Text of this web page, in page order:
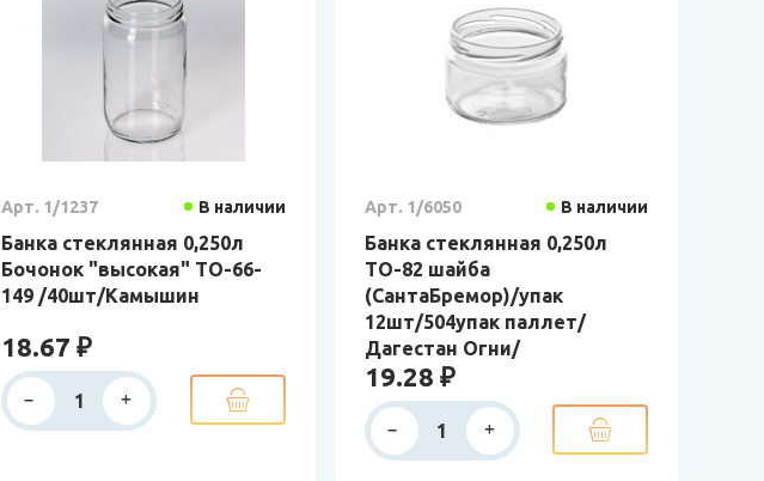
Арт. 1/1237 В наличии
Банка стеклянная 0,250л
Бочонок "высокая" ТО-66-
149 /40шт/Камышин
18.67 ₽
Арт. 1/6050 В наличии
Банка стеклянная 0,250л
ТО-82 шайба
(СантаБремор)/упак
12шт/504упак паллет/
Дагестан Огни/
19.28 ₽